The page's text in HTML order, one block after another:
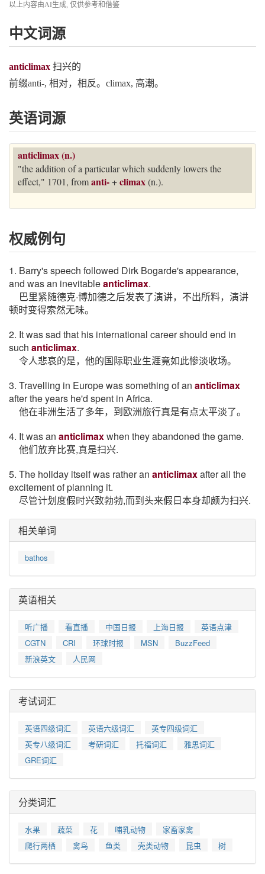
以上内容由AI生成, 仅供参考和借鉴
中文词源
anticlimax 扫兴的
前缀anti-, 相对，相反。climax, 高潮。
英语词源
anticlimax (n.)
"the addition of a particular which suddenly lowers the
effect," 1701, fromanti-+climax(n.).
权威例句
1. Barry's speech followed Dirk Bogarde's appearance,
and was an inevitableanticlimax.
巴里紧随德克·博加德之后发表了演讲，不出所料，演讲
顿时变得索然无味。
2. It was sad that his international career should end in
such anticlimax.
令人悲哀的是，他的国际职业生涯竟如此惨淡收场。
3. Travelling in Europe was something of an anticlimax
after the years he'd spent in Africa.
他在非洲生活了多年，到欧洲旅行真是有点太平淡了。
4. It was an anticlimaxwhen they abandoned the game.
他们放弃比赛,真是扫兴.
5. The holiday itself was rather an anticlimaxafter all the
excitement of planning it.
尽管计划度假时兴致勃勃,而到头来假日本身却颇为扫兴.
相关单词
bathos
英语相关
听广播 看直播 中国日报 上海日报
英语点津
CGTN
CRI 环球时报 MSN
BuzzFeed
新浪英文
人民网
考试词汇
英语四级词汇 英语六级词汇
英专四级词汇
英专八级词汇
考研词汇 托福词汇
雅思词汇
GRE词汇
分类词汇
水果 蔬菜 花 哺乳动物
家畜家禽
爬行两栖
禽鸟 鱼类 壳类动物 昆虫 树